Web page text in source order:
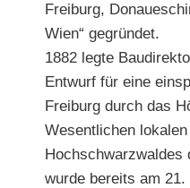
Freiburg,
Wien“ gegründet.
1882 legte
Entwurf für eine
Freiburg durch das
Wesentlichen
Hochschwarzwaldes
wurde bereits am